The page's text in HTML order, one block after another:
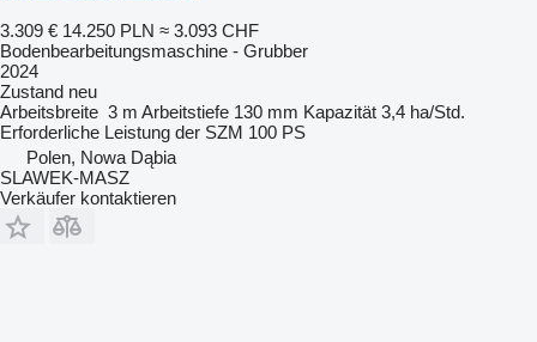
3.309 € 14.250 PLN ≈ 3.093 CHF
Bodenbearbeitungsmaschine - Grubber
2024
Zustand neu
Arbeitsbreite 3 m Arbeitstiefe 130 mm Kapazität 3,4 ha/Std.
Erforderliche Leistung der SZM 100 PS
Polen, Nowa Dąbia
SLAWEK-MASZ
Verkäufer kontaktieren